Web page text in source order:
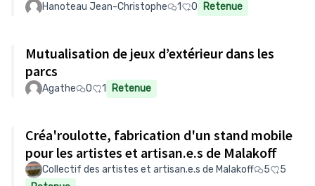
Hanoteau Jean-Christophe 1 0 Retenue
Mutualisation de jeux d’extérieur dans les
parcs
Agathe 0 1 Retenue
Créa'roulotte, fabrication d'un stand mobile
pour les artistes et artisan.e.s de Malakoff
Collectif des artistes et artisan.e.s de Malakoff 5
5